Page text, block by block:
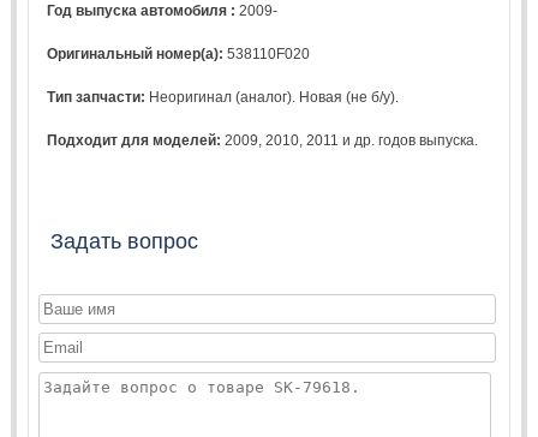
Год выпуска автомобиля :2009-
Оригинальный номер(а):538110F020
Тип запчасти: Неоригинал (аналог). Новая (не б/у).
Подходит для моделей: 2009 ,2010 ,2011 и др. годов выпуска.
Задать вопрос